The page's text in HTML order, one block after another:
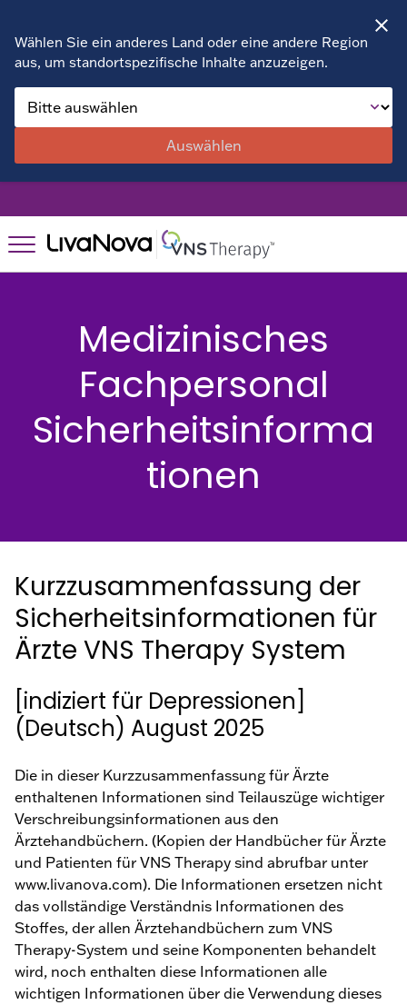
Wählen Sie ein anderes Land oder eine andere Region
aus, um standortspezifische Inhalte anzuzeigen.
Auswählen
Vorteile
Patientengeschichten
Das Richtige
für Sie?
Sie?
Einen Anbieter
Informationen
weitere
Informationen
Für Patienten
Für
Fachpersonal
Fragen
Medizinisches
Fachpersonal
Sicherheitsinforma
tionen
Kurzzusammenfassung der
Sicherheitsinformationen für
Ärzte VNS Therapy System
[indiziert für Depressionen]
(Deutsch) August 2025
Die in dieser Kurzzusammenfassung für Ärzte
enthaltenen Informationen sind Teilauszüge wichtiger
Verschreibungsinformationen aus den
Ärztehandbüchern. (Kopien der Handbücher für Ärzte
und Patienten für VNS Therapy sind abrufbar unter
www.livanova.com). Die Informationen ersetzen nicht
das vollständige Verständnis Informationen des
Stoffes, der allen Ärztehandbüchern zum VNS
Therapy-System und seine Komponenten behandelt
wird, noch enthalten diese Informationen alle
wichtigen Informationen über die Verwendung dieses